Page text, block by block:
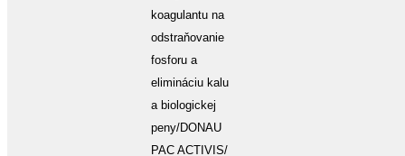
koagulantu na
odstraňovanie
fosforu a
elimináciu kalu
a biologickej
peny/DONAU
PAC ACTIVIS/